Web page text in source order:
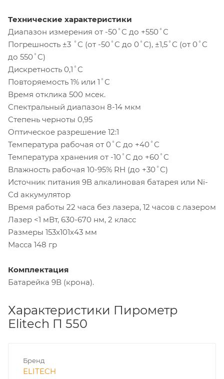
Технические характеристики
Диапазон измерения от -50˚C до +550˚C
Погрешность ±3 ˚C (от -50˚C до 0˚C), ±1,5˚C (от 0˚C
до 550˚C)
Дискретность 0,1˚C
Повторяемость 1% или 1˚C
Время отклика 500 мсек.
Спектральный диапазон 8-14 мкм
Степень черноты 0,95
Оптическое разрешение 12:1
Температура рабочая от 0˚C до +40˚C
Температура хранения от -10˚C до +60˚C
Влажность рабочая 10-95% RH (до +30˚C)
Источник питания 9В алкалиновая батарея или Ni-
Cd аккумулятор
Время работы 22 часа без лазера, 12 часов с лазером
Лазер <1 мВт, 630-670 нм, 2 класс
Размеры 153x101x43 мм
Масса 148 гр
Комплектация
Батарейка 9В (крона).
Характеристики Пирометр
Elitech П 550
Бренд
ELITECH